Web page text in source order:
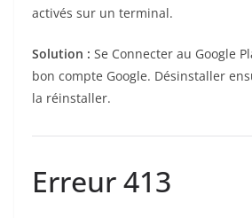
activés sur un terminal.
Solution : Se Connecter au Google
bon compte Google. Désinstaller
la réinstaller.
Erreur 413